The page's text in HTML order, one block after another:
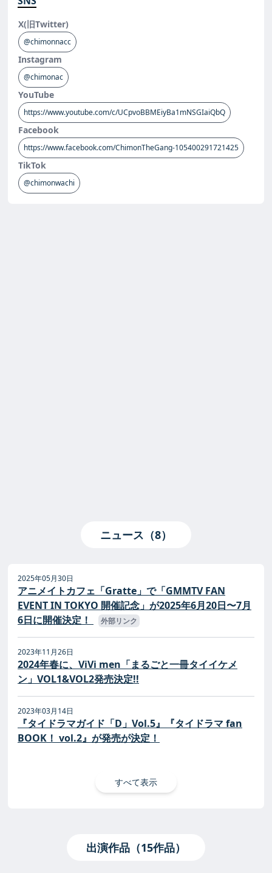
X(旧Twitter)
@chimonnacc
Instagram
@chimonac
YouTube
https://www.youtube.com/c/UCpvoBBMEiyBa1mNSGIaiQbQ
Facebook
https://www.facebook.com/ChimonTheGang-105400291721425
TikTok
@chimonwachi
ニュース（8）
2025年05月30日
アニメイトカフェ「Gratte」で「GMMTV FAN
EVENT IN TOKYO 開催記念」が2025年6月20日〜7月
6日に開催決定！
外部リンク
2023年11月26日
2024年春に、ViVi men「まるごと一冊タイイケメ
ン」VOL1&VOL2発売決定!!
2023年03月14日
『タイドラマガイド「D」Vol.5』『タイドラマ fan
BOOK！ vol.2』が発売が決定！
すべて表示
出演作品（15作品）